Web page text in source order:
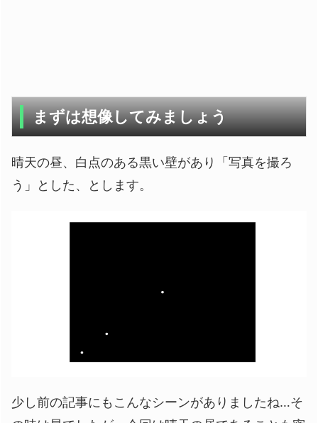
まずは想像してみましょう
晴天の昼、白点のある黒い壁があり「写真を撮ろ
う」とした、とします。
少し前の記事にもこんなシーンがありましたね…そ